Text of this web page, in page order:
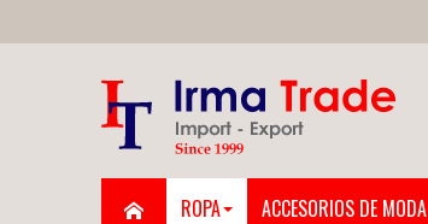
ROPA ACCESORIOS DE MODA